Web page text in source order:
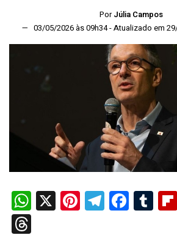
Por Júlia Campos
03/05/2026 às 09h34 - Atualizado em
W
h
X Pi
nt
T
el
F
a
T
u